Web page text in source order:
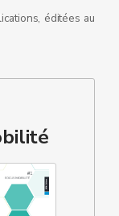
éditées au